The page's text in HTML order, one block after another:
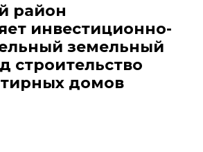
район
инвестиционно-
земельный
строительство
домов